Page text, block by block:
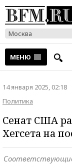
Москва
МЕНЮ
14 января 2025, 02:18
Политика
Сенат США
Хегсета на